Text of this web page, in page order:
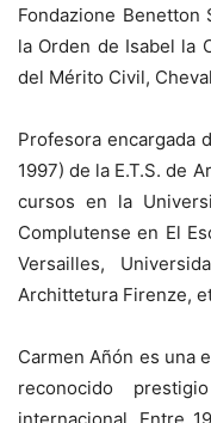
Fondazione Benetton
la Orden de Isabel la
del Mérito Civil,
Profesora encargada
1997) de la E.T.S. de
cursos en la
Complutense en El
Versailles,
Archittetura Firenze,
Carmen Añón es una
reconocido